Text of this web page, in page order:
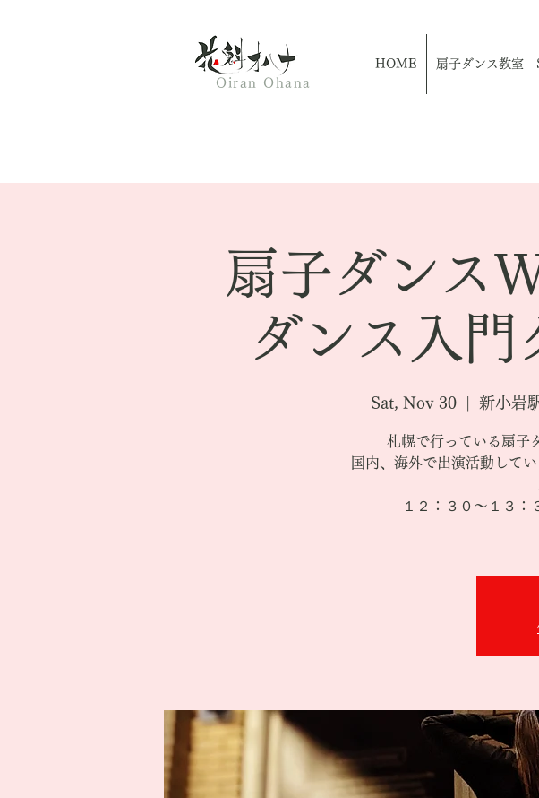
Oiran Ohana
HOME 扇子ダンス教室
扇子ダンス
ダンス入
Sat, Nov 30
  |
新小岩
札幌で行っている扇子
国内、海外で出演活動して
１２：３０～１３